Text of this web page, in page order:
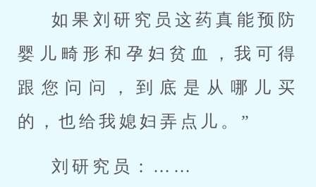
如果刘研究员这药真能预防
婴儿畸形和孕妇贫血，我可得
跟您问问，到底是从哪儿买
的，也给我媳妇弄点儿。”
刘研究员：……